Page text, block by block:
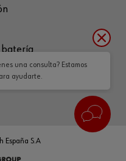
batería
España S.A
una consulta? Estamos
ayudarte.